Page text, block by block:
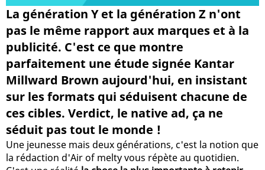
La génération Y et la génération Z n'ont
pas le même rapport aux marques et à la
publicité. C'est ce que montre
parfaitement une étude signée Kantar
Millward Brown aujourd'hui, en insistant
sur les formats qui séduisent chacune de
ces cibles. Verdict, le native ad, ça ne
séduit pas tout le monde !
Une jeunesse mais deux générations, c'est la notion que
la rédaction d'Air of melty vous répète au quotidien.